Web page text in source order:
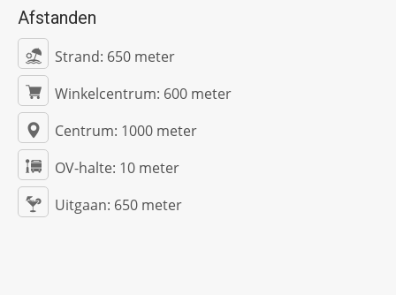
Afstanden
Strand: 650 meter
Winkelcentrum: 600 meter
Centrum: 1000 meter
OV-halte: 10 meter
Uitgaan: 650 meter